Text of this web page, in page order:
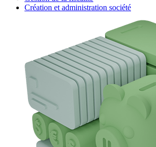
Création et administration société